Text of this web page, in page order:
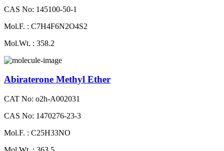
CAS No: 145100-50-1
Mol.F. : C7H4F6N2O4S2
Mol.Wt. : 358.2
Abiraterone Methyl Ether
CAT No: o2h-A002031
CAS No: 1470276-23-3
Mol.F. : C25H33NO